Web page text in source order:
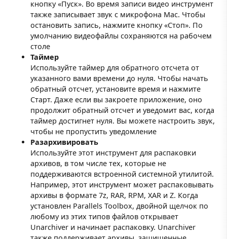
кнопку «Пуск». Во время записи видео инструмент
также записывает звук с микрофона Mac. Чтобы
остановить запись, нажмите кнопку «Стоп». По
умолчанию видеофайлы сохраняются на рабочем
столе
Таймер
Используйте таймер для обратного отсчета от
указанного вами времени до нуля. Чтобы начать
обратный отсчет, установите время и нажмите
Старт. Даже если вы закроете приложение, оно
продолжит обратный отсчет и уведомит вас, когда
таймер достигнет нуля. Вы можете настроить звук,
чтобы не пропустить уведомление
Разархивировать
Используйте этот инструмент для распаковки
архивов, в том числе тех, которые не
поддерживаются встроенной системной утилитой.
Например, этот инструмент может распаковывать
архивы в формате 7z, RAR, RPM, XAR и Z. Когда
установлен Parallels Toolbox, двойной щелчок по
любому из этих типов файлов открывает
Unarchiver и начинает распаковку. Unarchiver